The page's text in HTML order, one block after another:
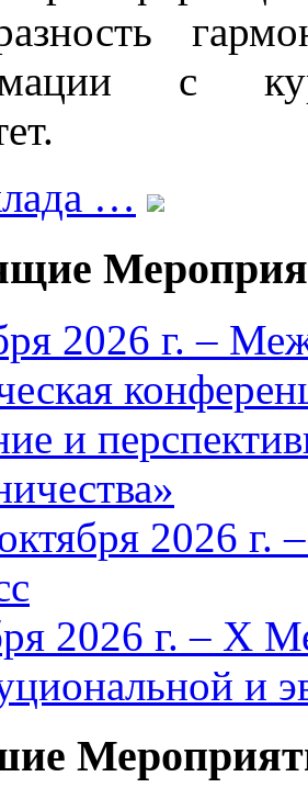
с
…
2026 г. –
и
2026 г.
2026 г. – X
и